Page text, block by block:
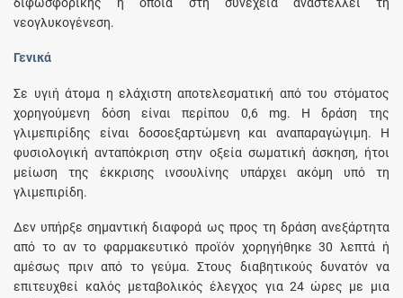
νεογλυκογένεση.
Γενικά
Σε υγιή άτομα η ελάχιστη αποτελεσματική από του στόματος
χορηγούμενη δόση είναι περίπου 0,6 mg. Η δράση της
γλιμεπιρίδης είναι δοσοεξαρτώμενη και αναπαραγώγιμη. Η
φυσιολογική ανταπόκριση στην οξεία σωματική άσκηση, ήτοι
μείωση της έκκρισης ινσουλίνης υπάρχει ακόμη υπό τη
γλιμεπιρίδη.
Δεν υπήρξε σημαντική διαφορά ως προς τη δράση ανεξάρτητα
από το αν το φαρμακευτικό προϊόν χορηγήθηκε 30 λεπτά ή
αμέσως πριν από το γεύμα. Στους διαβητικούς δυνατόν να
επιτευχθεί καλός μεταβολικός έλεγχος για 24 ώρες με μια